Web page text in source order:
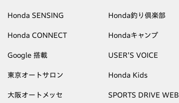
Honda SENSING
Honda CONNECT
Google 搭載
東京オートサロン
大阪オートメッセ
Honda釣り倶楽部
Hondaキャンプ
USER'S VOICE
Honda Kids
SPORTS DRIVE WEB